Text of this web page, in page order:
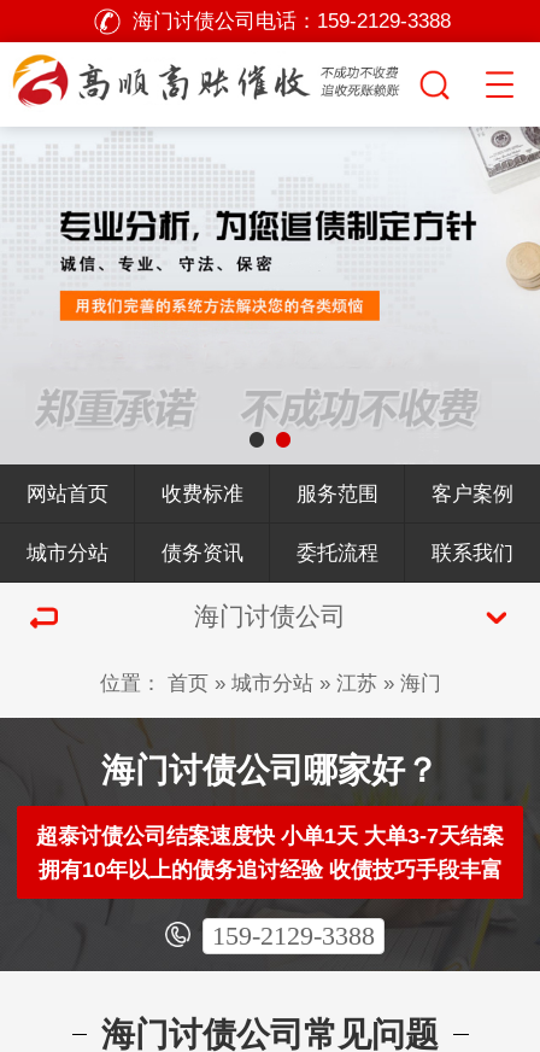
海门讨债公司电话： 159-2129-3388
网站首页 收费标准 服务范围 客户案例
城市分站 债务资讯 委托流程 联系我们
海门讨债公司
位置： 首页» 城市分站» 江苏» 海门
海门讨债公司哪家好？
超泰讨债公司结案速度快 小单1天 大单3-7天结案
拥有10年以上的债务追讨经验 收债技巧手段丰富
159-2129-3388
海门讨债公司常见问题